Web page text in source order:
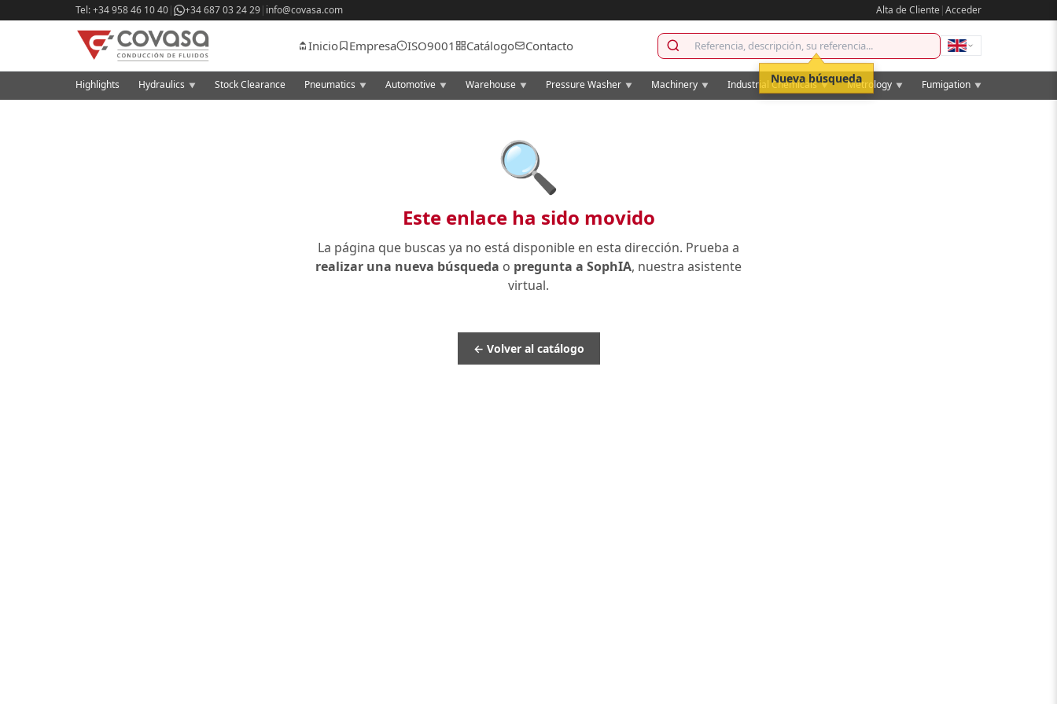
Tel: +34 958 46 10 40| +34 687 03 24 29| info@covasa.com Alta de Cliente|Acceder
Inicio Empresa ISO9001 Catálogo Contacto
Highlights Hydraulics ▼ Stock Clearance Pneumatics ▼ Automotive ▼ Warehouse ▼ Pressure Washer ▼ Machinery ▼ Industrial Chemicals▼ Metrology ▼ Fumigation ▼
🔍
Este enlace ha sido movido
La página que buscas ya no está disponible en esta dirección. Prueba a
realizar una nueva búsqueda o pregunta a SophIA, nuestra asistente
virtual.
Nueva búsqueda
← Volver al catálogo